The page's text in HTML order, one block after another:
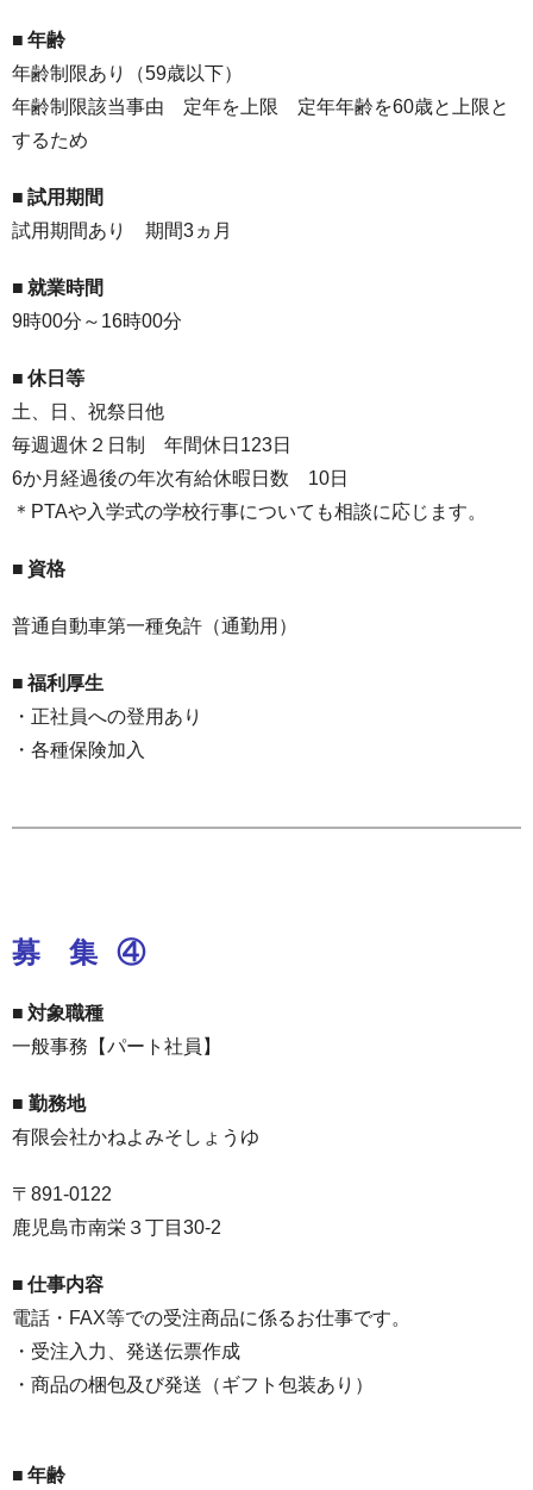
■ 年齢
年齢制限あり（59歳以下）
年齢制限該当事由 定年を上限 定年年齢を60歳と上限と
するため
■ 試用期間
試用期間あり 期間3ヵ月
■ 就業時間
9時00分～16時00分
■ 休日等
土、日、祝祭日他
毎週週休２日制 年間休日123日
6か月経過後の年次有給休暇日数 10日
＊PTAや入学式の学校行事についても相談に応じます。
■ 資格
普通自動車第一種免許（通勤用）
■ 福利厚生
・正社員への登用あり
・各種保険加入
募 集 ④
■ 対象職種
一般事務【パート社員】
■ 勤務地
有限会社かねよみそしょうゆ
〒891-0122
鹿児島市南栄３丁目30-2
■ 仕事内容
電話・FAX等での受注商品に係るお仕事です。
・受注入力、発送伝票作成
・商品の梱包及び発送（ギフト包装あり）
■ 年齢